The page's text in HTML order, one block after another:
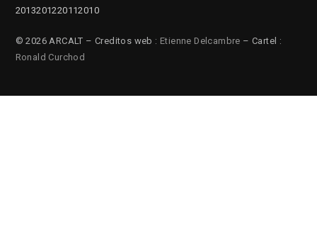
2013201220112010
© 2026 ARCALT – Creditos web : Etienne Delcambre – Cartel :
Ronald Curchod